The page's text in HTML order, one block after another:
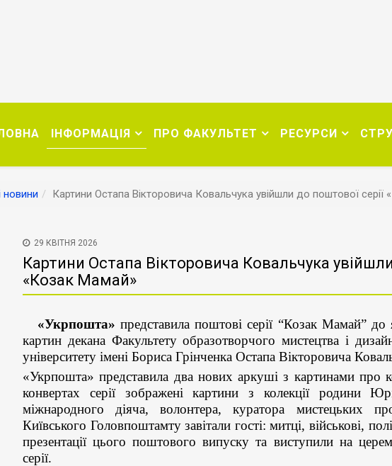
ІНФОРМАЦІЯ ПРО ФАКУЛЬТЕТ РЕСУРСИ
новини Картини Остапа Вікторовича Ковальчука увійшли до поштової
29 КВІТНЯ 2026
Картини Остапа Вікторовича Ковальчука
«Козак Мамай»
«Укрпошта» представила поштові серії “Козак Мамай”
картин декана Факультету образотворчого мистецтва і
університету імені Бориса Грінченка Остапа Вікторовича
«Укрпошта» представила два нових аркуші з картинами про
конвертах серії зображені картини з колекції родини
міжнародного діяча, волонтера, куратора мистецьких
Київського Головпоштамту завітали гості: митці, військові,
презентації цього поштового випуску та виступили на
серії.